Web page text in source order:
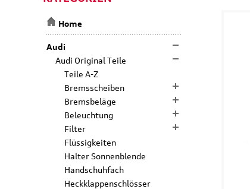
Home
Audi
Audi Original Teile
Teile A-Z
Bremsscheiben
Bremsbeläge
Beleuchtung
Filter
Flüssigkeiten
Halter Sonnenblende
Handschuhfach
Heckklappenschlösser